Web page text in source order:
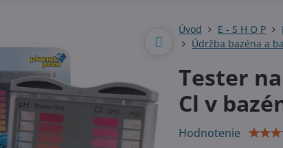
Úvod E - S H O P
Údržba bazéna a
Tester
Cl v
Hodnotenie